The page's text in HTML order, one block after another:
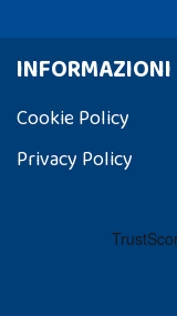
INFORMAZIONI
Cookie Policy
Privacy Policy